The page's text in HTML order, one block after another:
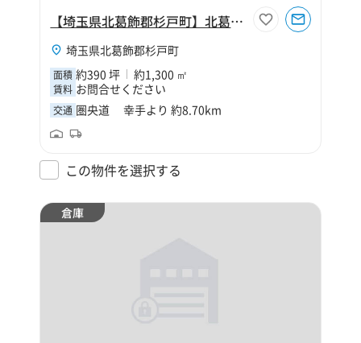
【埼玉県北葛飾郡杉戸町】北葛飾郡杉戸町大字本郷400坪倉庫
埼玉県北葛飾郡杉戸町
面積 約390 坪 約1,300 ㎡
賃料 お問合せください
交通 圏央道 幸手より 約8.70km
この物件を選択する
倉庫